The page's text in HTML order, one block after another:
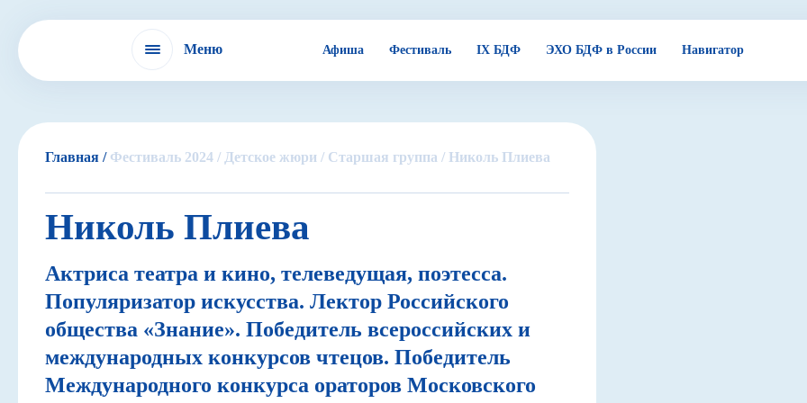
IX БДФ
ЭХО БДФ в России
ЭХО БДФ в мире
Меню Афиша Фестиваль IX БДФ ЭХО БДФ в России Навигатор
Главная / Фестиваль 2024 / Детское жюри / Старшая группа / Николь Плиева
Николь Плиева
Актриса театра и кино, телеведущая, поэтесса.
Популяризатор искусства. Лектор Российского
общества «Знание». Победитель всероссийских и
международных конкурсов чтецов. Победитель
Международного конкурса ораторов Московского